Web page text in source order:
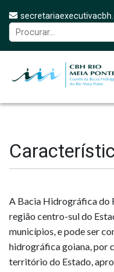
A Bacia Hidrográfica do
região centro-sul do
municípios, e pode ser
hidrográfica goiana, por
território do Estado,